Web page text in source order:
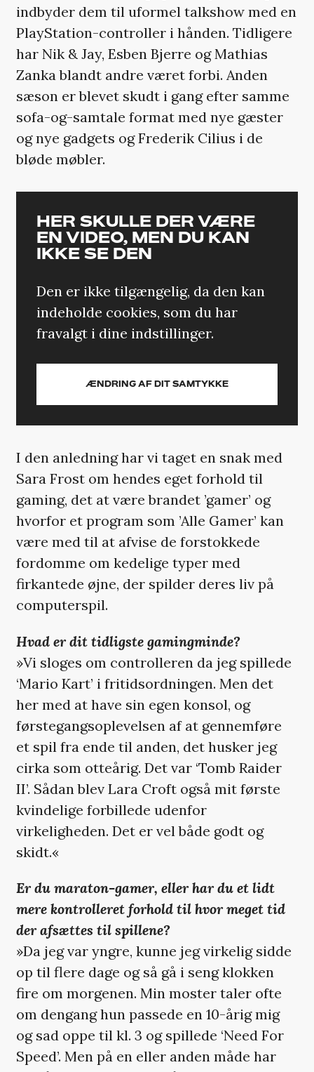
indbyder dem til uformel talkshow med en
PlayStation-controller i hånden. Tidligere
har Nik & Jay, Esben Bjerre og Mathias
Zanka blandt andre været forbi. Anden
sæson er blevet skudt i gang efter samme
sofa-og-samtale format med nye gæster
og nye gadgets og Frederik Cilius i de
bløde møbler.
HER SKULLE DER VÆRE
EN VIDEO, MEN DU KAN
IKKE SE DEN
Den er ikke tilgængelig, da den kan
indeholde cookies, som du har
fravalgt i dine indstillinger.
ÆNDRING AF DIT SAMTYKKE
I den anledning har vi taget en snak med
Sara Frost om hendes eget forhold til
gaming, det at være brandet ’gamer’ og
hvorfor et program som ’Alle Gamer’ kan
være med til at afvise de forstokkede
fordomme om kedelige typer med
firkantede øjne, der spilder deres liv på
computerspil.
Hvad er dit tidligste gamingminde?
»Vi sloges om controlleren da jeg spillede
‘Mario Kart’ i fritidsordningen. Men det
her med at have sin egen konsol, og
førstegangsoplevelsen af at gennemføre
et spil fra ende til anden, det husker jeg
cirka som otteårig. Det var ‘Tomb Raider
II’. Sådan blev Lara Croft også mit første
kvindelige forbillede udenfor
virkeligheden. Det er vel både godt og
skidt.«
Er du maraton-gamer, eller har du et lidt
mere kontrolleret forhold til hvor meget tid
der afsættes til spillene?
»Da jeg var yngre, kunne jeg virkelig sidde
op til flere dage og så gå i seng klokken
fire om morgenen. Min moster taler ofte
om dengang hun passede en 10-årig mig
og sad oppe til kl. 3 og spillede ‘Need For
Speed’. Men på en eller anden måde har